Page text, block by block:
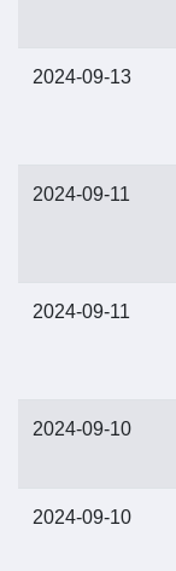
2024-09-13
2024-09-11
2024-09-11
2024-09-10
2024-09-10